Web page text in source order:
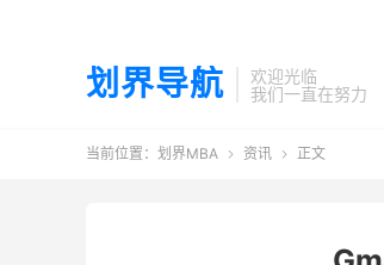
划界导航
欢迎光临
我们一直在努力
当前位置： 划界MBA  资讯  正文